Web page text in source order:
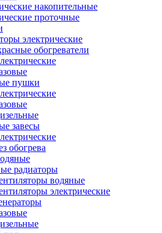
накопительные
проточные
электрические
обогреватели
пушки
завесы
обогрева
радиаторы
водяные
электрические